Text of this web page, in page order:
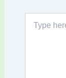
here..